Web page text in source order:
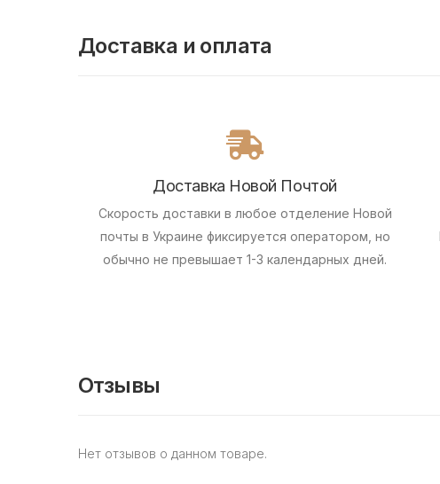
Доставка и оплата
Доставка Новой Почтой
Скорость доставки в любое отделение Новой
почты в Украине фиксируется оператором, но
обычно не превышает 1-3 календарных дней.
Отзывы
Нет отзывов о данном товаре.